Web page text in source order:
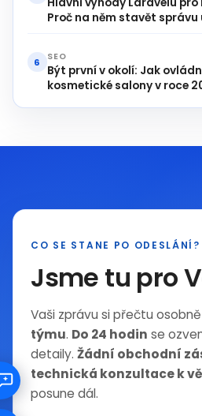
Proč na něm stavět
6 SEO
Být první v okolí: Jak
kosmetické salony v roce
CO SE STANE PO ODESLÁNÍ?
Jsme tu pro
Vaši zprávu si přečtu osobně
týmu. Do 24 hodin se
detaily.Žádní obchodní
technická konzultace k
posune dál.